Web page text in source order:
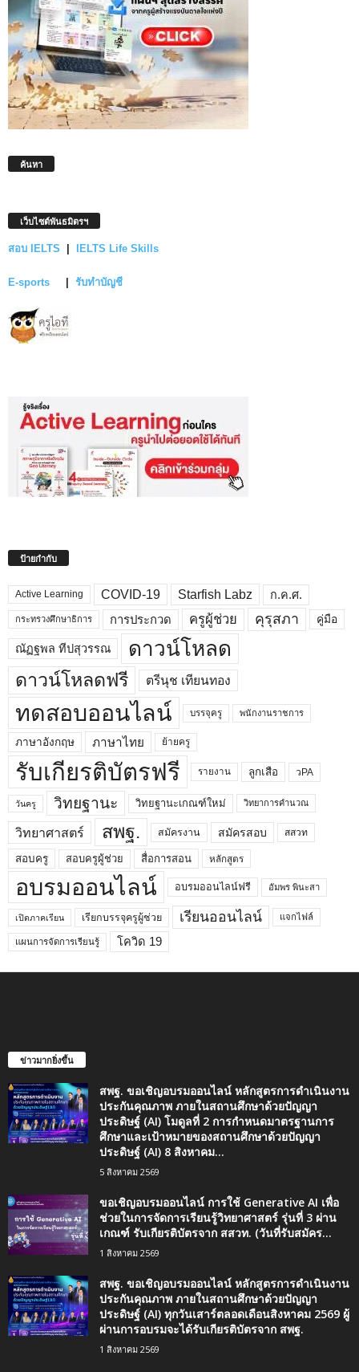
ค้นหา
เว็บไซต์พันธมิตรฯ
สอบ IELTS IELTS Life Skills
E-sports รับทำบัญชี
ป้ายกำกับ
Active Learning COVID-19 Starfish Labz ก.ค.ศ.
กระทรวงศึกษาธิการ การประกวด ครูผู้ช่วย คุรุสภา คู่มือ
ณัฏฐพล ทีปสุวรรณ ดาวน์โหลด
ดาวน์โหลดฟรี ตรีนุช เทียนทอง
ทดสอบออนไลน์ บรรจุครู พนักงานราชการ
ภาษาอังกฤษ ภาษาไทย ย้ายครู
รับเกียรติบัตรฟรี รายงาน ลูกเสือ วPA
วันครู วิทยฐานะ วิทยฐานะเกณฑ์ใหม่ วิทยาการคำนวณ
วิทยาศาสตร์ สพฐ. สมัครงาน สมัครสอบ สสวท
สอบครู สอบครูผู้ช่วย สื่อการสอน หลักสูตร
อบรมออนไลน์ อบรมออนไลน์ฟรี อัมพร พินะสา
เปิดภาคเรียน เรียกบรรจุครูผู้ช่วย เรียนออนไลน์ แจกไฟล์
แผนการจัดการเรียนรู้ โควิด 19
ข่าวมากยิ่งขึ้น
สพฐ. ขอเชิญอบรมออนไลน์ หลักสูตรการดำเนินงาน
ประกันคุณภาพ ภายในสถานศึกษาด้วยปัญญา
ประดิษฐ์ (AI) โมดูลที่ 2 การกำหนดมาตรฐานการ
ศึกษาและเป้าหมายของสถานศึกษาด้วยปัญญา
ประดิษฐ์ (AI) 8 สิงหาคม...
5 สิงหาคม 2569
ขอเชิญอบรมออนไลน์ การใช้ Generative AI เพื่อ
ช่วยในการจัดการเรียนรู้วิทยาศาสตร์ รุ่นที่ 3 ผ่าน
เกณฑ์ รับเกียรติบัตรจาก สสวท. (วันที่รับสมัคร...
1 สิงหาคม 2569
สพฐ. ขอเชิญอบรมออนไลน์ หลักสูตรการดำเนินงาน
ประกันคุณภาพ ภายในสถานศึกษาด้วยปัญญา
ประดิษฐ์ (AI) ทุกวันเสาร์ตลอดเดือนสิงหาคม 2569 ผู้
ผ่านการอบรมจะได้รับเกียรติบัตรจาก สพฐ.
1 สิงหาคม 2569